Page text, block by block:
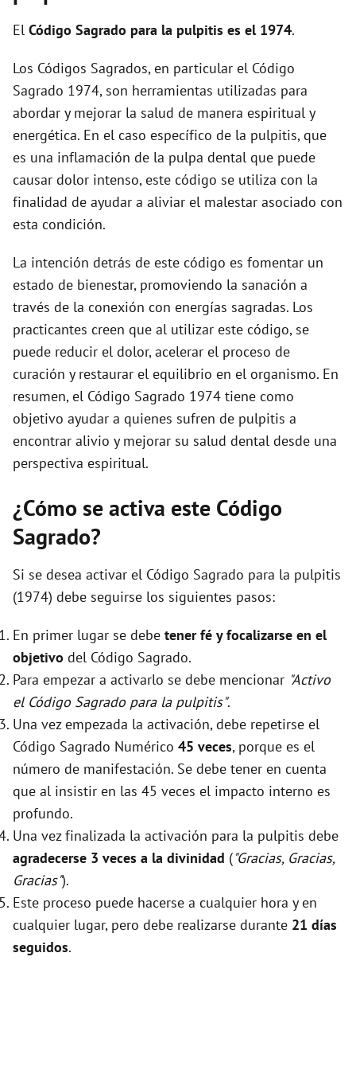
d
e
o
El Código Sagrado para la pulpitis es el 1974.
Los Códigos Sagrados, en particular el Código
Sagrado 1974, son herramientas utilizadas para
abordar y mejorar la salud de manera espiritual y
energética. En el caso específico de la pulpitis, que
es una inflamación de la pulpa dental que puede
causar dolor intenso, este código se utiliza con la
finalidad de ayudar a aliviar el malestar asociado con
esta condición.
La intención detrás de este código es fomentar un
estado de bienestar, promoviendo la sanación a
través de la conexión con energías sagradas. Los
practicantes creen que al utilizar este código, se
puede reducir el dolor, acelerar el proceso de
curación y restaurar el equilibrio en el organismo. En
resumen, el Código Sagrado 1974 tiene como
objetivo ayudar a quienes sufren de pulpitis a
encontrar alivio y mejorar su salud dental desde una
perspectiva espiritual.
¿Cómo se activa este Código
Sagrado?
Si se desea activar el Código Sagrado para la pulpitis
(1974) debe seguirse los siguientes pasos:
En primer lugar se debe tener fé y focalizarse en el
objetivo del Código Sagrado.
Para empezar a activarlo se debe mencionar "Activo
el Código Sagrado para la pulpitis".
Una vez empezada la activación, debe repetirse el
Código Sagrado Numérico 45 veces, porque es el
número de manifestación. Se debe tener en cuenta
que al insistir en las 45 veces el impacto interno es
profundo.
Una vez finalizada la activación para la pulpitis debe
agradecerse 3 veces a la divinidad ("Gracias, Gracias,
Gracias").
Este proceso puede hacerse a cualquier hora y en
cualquier lugar, pero debe realizarse durante 21 días
seguidos.